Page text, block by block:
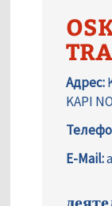
Адрес:
KAPI
E-Mail: